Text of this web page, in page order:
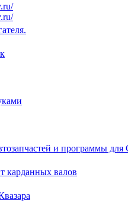
и программы
карданных валов